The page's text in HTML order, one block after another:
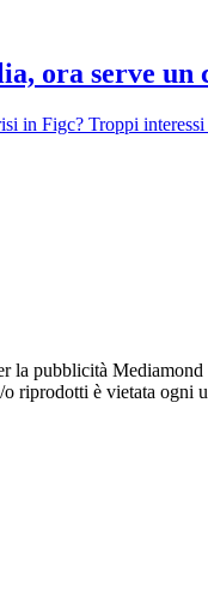
ora serve un
in Figc? Troppi
pubblicità
riprodotti è vietata